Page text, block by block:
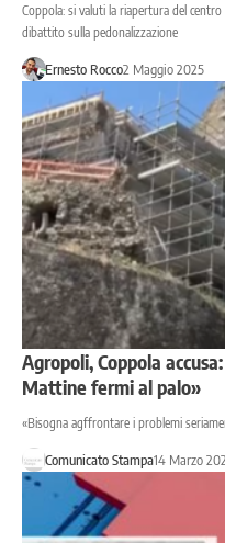
Coppola: si valuti la riapertura del
dibattito sulla pedonalizzazione
Ernesto Rocco2 Maggio 2025
Agropoli, Coppola
Mattine fermi al palo»
«Bisogna agffrontare i problemi
Comunicato Stampa14 Marzo